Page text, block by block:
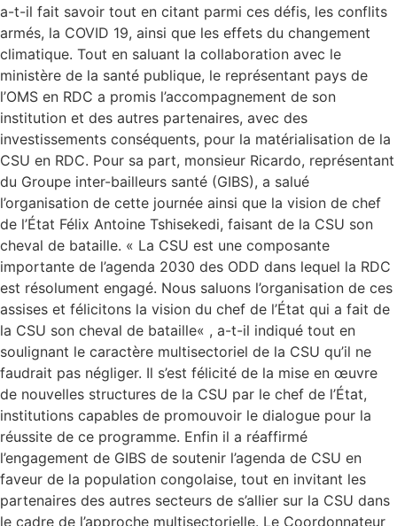
a-t-il fait savoir tout en citant parmi ces défis, les conflits
armés, la COVID 19, ainsi que les effets du changement
climatique. Tout en saluant la collaboration avec le
ministère de la santé publique, le représentant pays de
l’OMS en RDC a promis l’accompagnement de son
institution et des autres partenaires, avec des
investissements conséquents, pour la matérialisation de la
CSU en RDC. Pour sa part, monsieur Ricardo, représentant
du Groupe inter-bailleurs santé (GIBS), a salué
l’organisation de cette journée ainsi que la vision de chef
de l’État Félix Antoine Tshisekedi, faisant de la CSU son
cheval de bataille. « La CSU est une composante
importante de l’agenda 2030 des ODD dans lequel la RDC
est résolument engagé. Nous saluons l’organisation de ces
assises et félicitons la vision du chef de l’État qui a fait de
la CSU son cheval de bataille« , a-t-il indiqué tout en
soulignant le caractère multisectoriel de la CSU qu’il ne
faudrait pas négliger. Il s’est félicité de la mise en œuvre
de nouvelles structures de la CSU par le chef de l’État,
institutions capables de promouvoir le dialogue pour la
réussite de ce programme. Enfin il a réaffirmé
l’engagement de GIBS de soutenir l’agenda de CSU en
faveur de la population congolaise, tout en invitant les
partenaires des autres secteurs de s’allier sur la CSU dans
le cadre de l’approche multisectorielle. Le Coordonnateur